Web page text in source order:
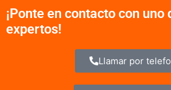
contenido
¡Ponte en contacto con uno
expertos!
Llamar por